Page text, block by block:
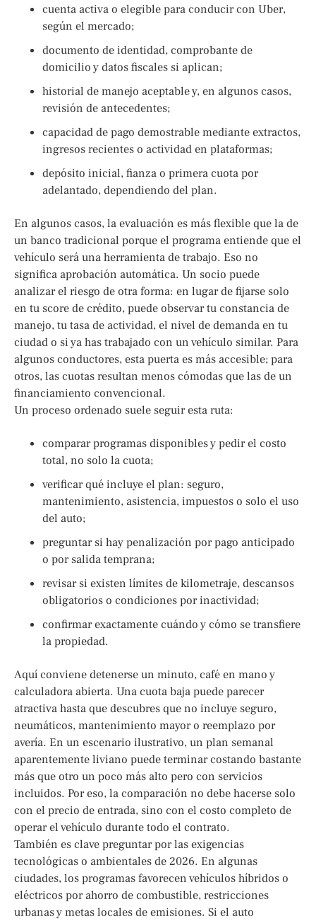
cuenta activa o elegible para conducir con Uber,
según el mercado;
documento de identidad, comprobante de
domicilio y datos fiscales si aplican;
historial de manejo aceptable y, en algunos casos,
revisión de antecedentes;
capacidad de pago demostrable mediante extractos,
ingresos recientes o actividad en plataformas;
depósito inicial, fianza o primera cuota por
adelantado, dependiendo del plan.
En algunos casos, la evaluación es más flexible que la de
un banco tradicional porque el programa entiende que el
vehículo será una herramienta de trabajo. Eso no
significa aprobación automática. Un socio puede
analizar el riesgo de otra forma: en lugar de fijarse solo
en tu score de crédito, puede observar tu constancia de
manejo, tu tasa de actividad, el nivel de demanda en tu
ciudad o si ya has trabajado con un vehículo similar. Para
algunos conductores, esta puerta es más accesible; para
otros, las cuotas resultan menos cómodas que las de un
financiamiento convencional.
Un proceso ordenado suele seguir esta ruta:
comparar programas disponibles y pedir el costo
total, no solo la cuota;
verificar qué incluye el plan: seguro,
mantenimiento, asistencia, impuestos o solo el uso
del auto;
preguntar si hay penalización por pago anticipado
o por salida temprana;
revisar si existen límites de kilometraje, descansos
obligatorios o condiciones por inactividad;
confirmar exactamente cuándo y cómo se transfiere
la propiedad.
Aquí conviene detenerse un minuto, café en mano y
calculadora abierta. Una cuota baja puede parecer
atractiva hasta que descubres que no incluye seguro,
neumáticos, mantenimiento mayor o reemplazo por
avería. En un escenario ilustrativo, un plan semanal
aparentemente liviano puede terminar costando bastante
más que otro un poco más alto pero con servicios
incluidos. Por eso, la comparación no debe hacerse solo
con el precio de entrada, sino con el costo completo de
operar el vehículo durante todo el contrato.
También es clave preguntar por las exigencias
tecnológicas o ambientales de 2026. En algunas
ciudades, los programas favorecen vehículos híbridos o
eléctricos por ahorro de combustible, restricciones
urbanas y metas locales de emisiones. Si el auto